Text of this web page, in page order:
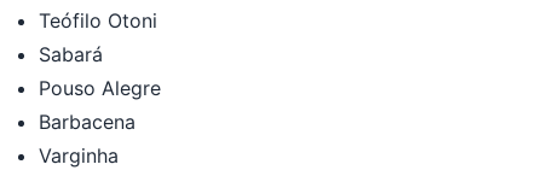
Teófilo Otoni
Sabará
Pouso Alegre
Barbacena
Varginha